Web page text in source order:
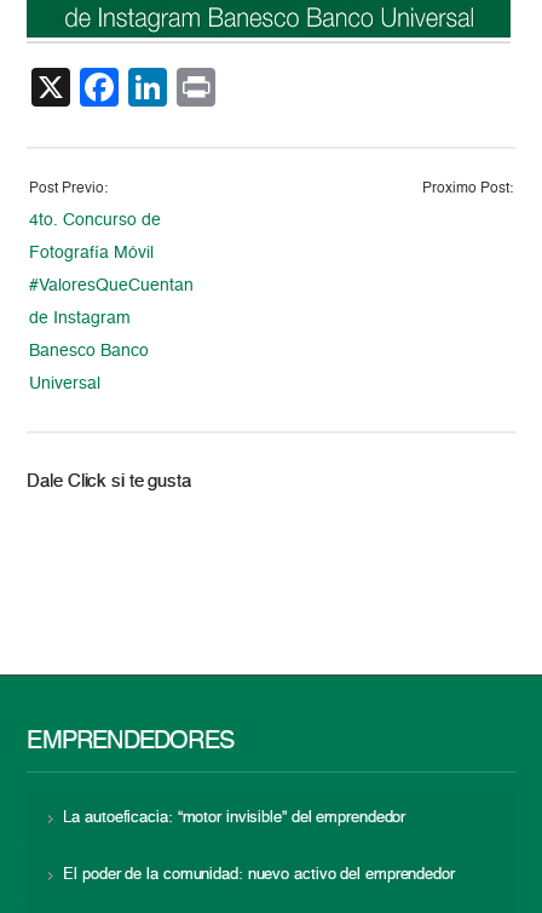
X Facebook
LinkedIn
Post Previo:
4to. Concurso de
Fotografía Móvil
#ValoresQueCuentan
de Instagram
Banesco Banco
Universal
Proximo Post:
Dale Click si te gusta
EMPRENDEDORES
La autoeficacia: “motor invisible” del emprendedor
El poder de la comunidad: nuevo activo del emprendedor